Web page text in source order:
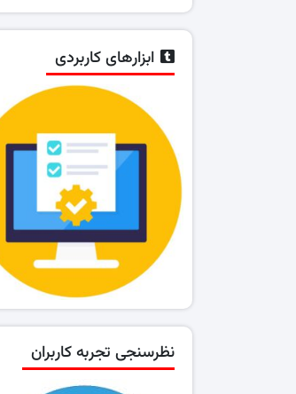
ابزارهای کاربردی
نظرسنجی تجربه کاربران